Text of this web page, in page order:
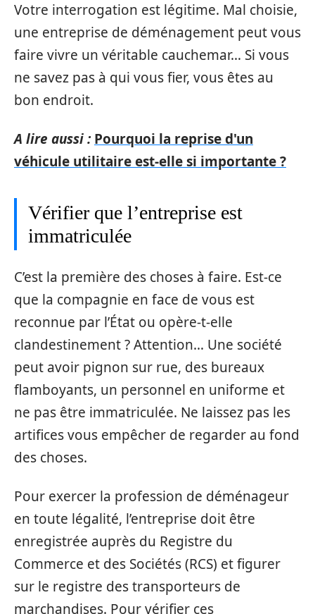
Votre interrogation est légitime. Mal choisie,
une entreprise de déménagement peut vous
faire vivre un véritable cauchemar… Si vous
ne savez pas à qui vous fier, vous êtes au
bon endroit.
A lire aussi : Pourquoi la reprise d'un
véhicule utilitaire est-elle si importante ?
Vérifier que l’entreprise est
immatriculée
C’est la première des choses à faire. Est-ce
que la compagnie en face de vous est
reconnue par l’État ou opère-t-elle
clandestinement ? Attention… Une société
peut avoir pignon sur rue, des bureaux
flamboyants, un personnel en uniforme et
ne pas être immatriculée. Ne laissez pas les
artifices vous empêcher de regarder au fond
des choses.
Pour exercer la profession de déménageur
en toute légalité, l’entreprise doit être
enregistrée auprès du Registre du
Commerce et des Sociétés (RCS) et figurer
sur le registre des transporteurs de
marchandises. Pour vérifier ces